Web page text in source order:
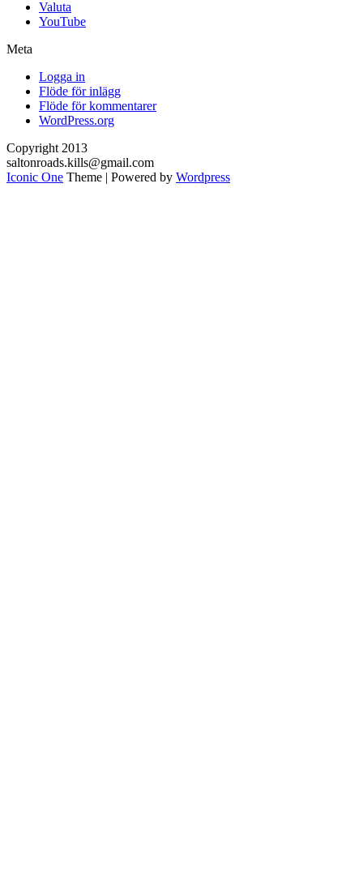
Valuta
YouTube
Meta
Logga in
Flöde för inlägg
Flöde för kommentarer
WordPress.org
Copyright 2013
saltonroads.kills@gmail.com
Iconic One Theme | Powered by Wordpress